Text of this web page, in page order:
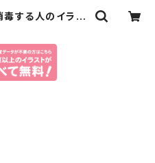
毒する人のイラス